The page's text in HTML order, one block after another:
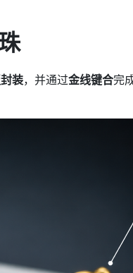
装，并通过金线键合完